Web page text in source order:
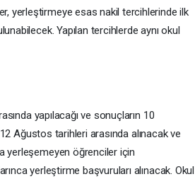
yerleştirmeye esas nakil tercihlerinde ilk
Yapılan tercihlerde aynı okul
yapılacağı ve sonuçların 10
Ağustos tarihleri arasında alınacak ve
yerleşemeyen öğrenciler için
yerleştirme başvuruları alınacak. Okul